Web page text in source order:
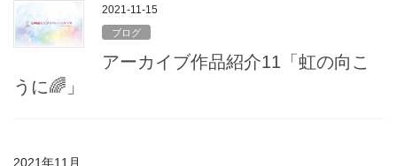
2021-11-15
ブログ
アーカイブ作品紹介11「虹の向こ
うに🌈」
2021年11月